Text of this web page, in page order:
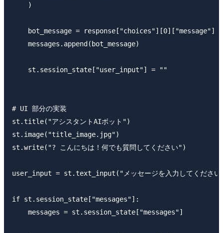
    )
    bot_message = response["choices"][0]["message"]
    messages.append(bot_message)
    st.session_state["user_input"] = ""
# UI 部分の実装
st.title("アシスタントAIボット")
st.image("title_image.jpg")
st.write("? こんにちは！何でも質問してください")
user_input = st.text_input("メッセージを入力してくださ
if st.session_state["messages"]:
    messages = st.session_state["messages"]